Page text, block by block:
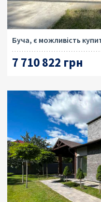
Буча, є можливість
7 710 822 грн